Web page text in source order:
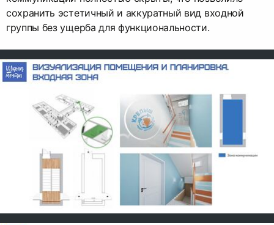
сохранить эстетичный и аккуратный вид входной
группы без ущерба для функциональности.